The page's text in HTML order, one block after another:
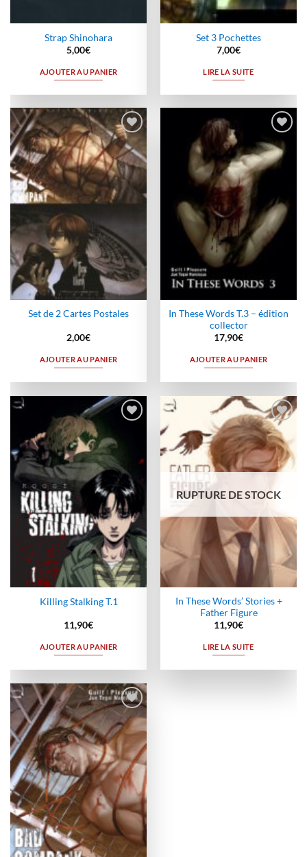
Strap Shinohara
5,00€
AJOUTER AU PANIER
Set 3 Pochettes
7,00€
LIRE LA SUITE
Ajouter
à la
wishlist
Set de 2 Cartes Postales
2,00€
AJOUTER AU PANIER
Ajouter
à la
wishlist
In These Words T.3 – édition
collector
17,90€
AJOUTER AU PANIER
wishlist
Killing Stalking T.1
11,90€
AJOUTER AU PANIER
Ajouter
à la
wishlist
RUPTURE DE STOCK
In These Words’ Stories +
Father Figure
11,90€
LIRE LA SUITE
Ajouter
à la
wishlist